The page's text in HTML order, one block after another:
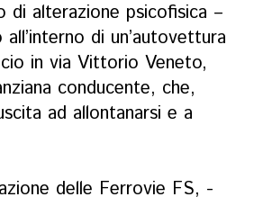
di alterazione psicofisica –
di un’autovettura
in via Vittorio Veneto,
conducente, che,
ad allontanarsi e a
delle Ferrovie FS, -